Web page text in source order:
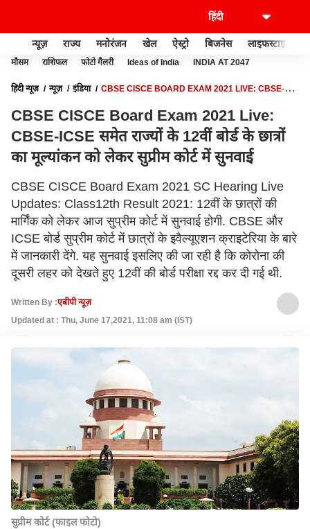
न्यूज़ राज्य मनोरंजन खेल ऐस्ट्रो बिजनेस लाइफस्टाइल
मौसम राशिफल फोटो गैलरी Ideas of India INDIA AT 2047
हिंदी न्यूज़ न्यूज़ इंडिया
CBSE CISCE BOARD EXAM 2021 LIVE: CBSE-
CBSE CISCE Board Exam 2021 Live:
CBSE-ICSE समेत राज्यों के 12वीं बोर्ड के छात्रों
का मूल्यांकन को लेकर सुप्रीम कोर्ट में सुनवाई
CBSE CISCE Board Exam 2021 SC Hearing Live
Updates: Class12th Result 2021: 12वीं के छात्रों की
मार्गिंक को लेकर आज सुप्रीम कोर्ट में सुनवाई होगी. CBSE और
ICSE बोर्ड सुप्रीम कोर्ट में छात्रों के इवैल्यूएशन क्राइटेरिया के बारे
में जानकारी देंगे. यह सुनवाई इसलिए की जा रही है कि कोरोना की
दूसरी लहर को देखते हुए 12वीं की बोर्ड परीक्षा रद्द कर दी गई थी.
Written By :एबीपी न्यूज़
Updated at : Thu, June 17,2021, 11:08 am (IST)
सुप्रीम कोर्ट (फाइल फोटो)